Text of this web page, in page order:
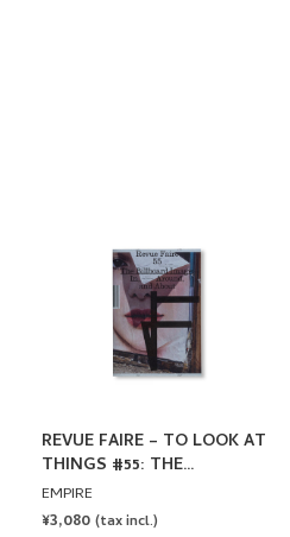
REVUE FAIRE – TO LOOK AT
THINGS #55: THE
BILLBOARD IMAGE: IN,
AROUND AND ABOUT.
EMPIRE
REGULAR
¥3,080 (tax incl.)